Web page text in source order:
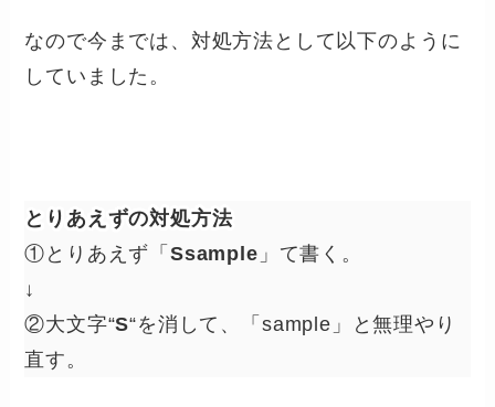
なので今までは、対処方法として以下のように
していました。
とりあえずの対処方法
①とりあえず「Ssample 」て書く。
↓
②大文字“S“を消して、「sample」と無理やり
直す。